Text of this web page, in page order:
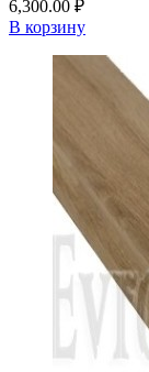
6,300.00 ₽
В корзину